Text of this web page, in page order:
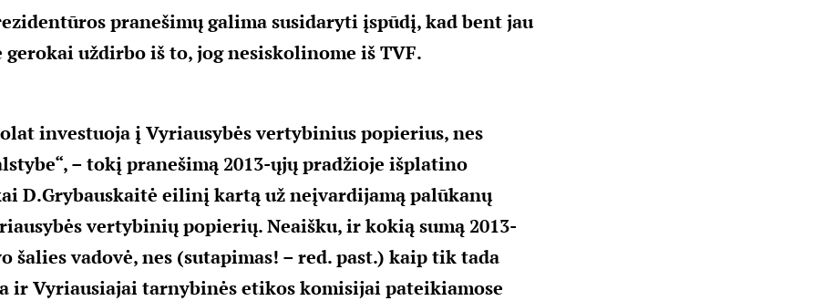
pranešimų galima susidaryti įspūdį, kad bent jau
gerokai uždirbo iš to, jog nesiskolinome iš TVF.
investuoja į Vyriausybės vertybinius popierius, nes
– tokį pranešimą 2013-ųjų pradžioje išplatino
D.Grybauskaitė eilinį kartą už neįvardijamą palūkanų
vertybinių popierių. Neaišku, ir kokią sumą 2013-
šalies vadovė, nes (sutapimas! – red. past.) kaip tik tada
ir Vyriausiajai tarnybinės etikos komisijai pateikiamose